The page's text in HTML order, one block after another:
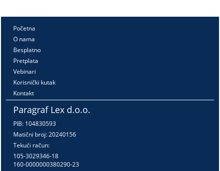
Početna
O nama
Besplatno
Pretplata
Vebinari
Korisnički kutak
Kontakt
Paragraf Lex d.o.o.
PIB: 104830593
Matični broj: 20240156
Tekući račun:
105-3029346-18
160-0000000380290-23